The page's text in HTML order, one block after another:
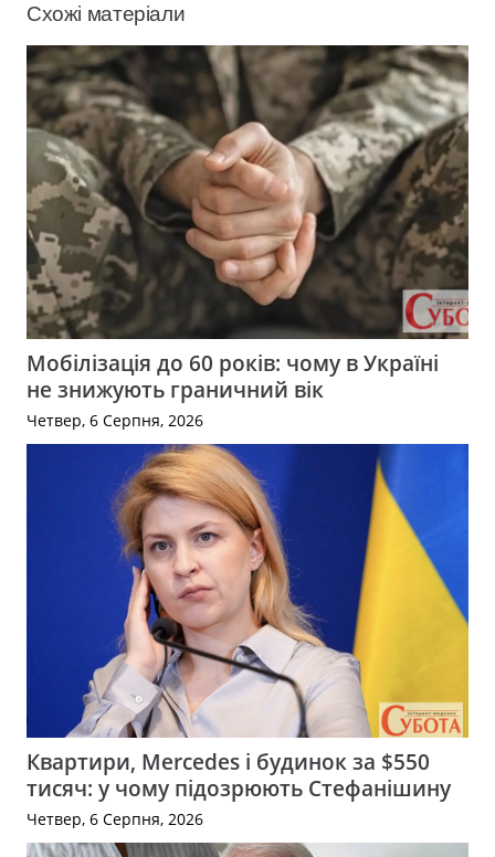
Схожі матеріали
Мобілізація до 60 років: чому в Україні
не знижують граничний вік
Четвер, 6 Серпня, 2026
Квартири, Mercedes і будинок за $550
тисяч: у чому підозрюють Стефанішину
Четвер, 6 Серпня, 2026